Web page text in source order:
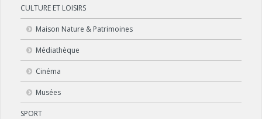
CULTURE ET LOISIRS
Maison Nature & Patrimoines
Médiathèque
Cinéma
Musées
SPORT